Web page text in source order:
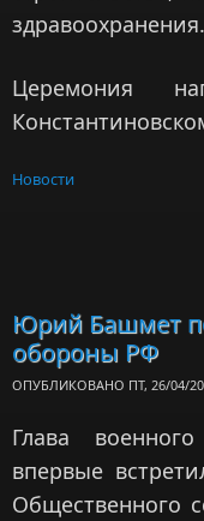
здравоохранения.
Церемония
Новости
Юрий Башмет
обороны РФ
ОПУБЛИКОВАНО ПТ, 26/04/
Глава
впервые
Общественного